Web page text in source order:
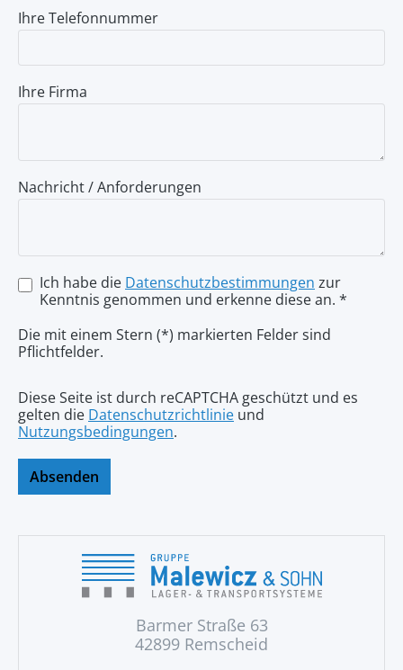
Ihre Telefonnummer
Ihre Firma
Nachricht / Anforderungen
Ich habe die Datenschutzbestimmungen zur
Kenntnis genommen und erkenne diese an. *
Die mit einem Stern (*) markierten Felder sind
Pflichtfelder.
Diese Seite ist durch reCAPTCHA geschützt und es
gelten die Datenschutzrichtlinie und
Nutzungsbedingungen.
Absenden
Barmer Straße 63
42899 Remscheid